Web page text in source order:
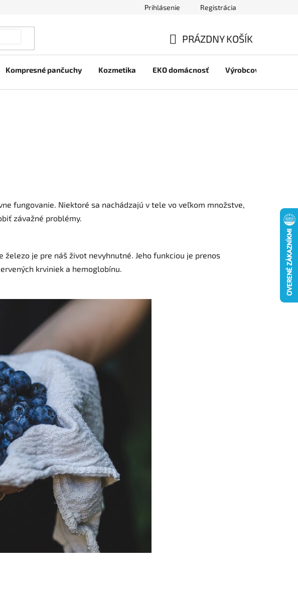
Prihlásenie Registrácia
KOŠÍK
PRÁZDNY KOŠÍK
Kompresné pančuchy Kozmetika EKO domácnosť Výrobcovia
fungovanie. Niektoré sa nachádzajú v tele vo veľkom množstve,
závažné problémy.
je pre náš život nevyhnutné. Jeho funkciou je prenos
krviniek a hemoglobínu.